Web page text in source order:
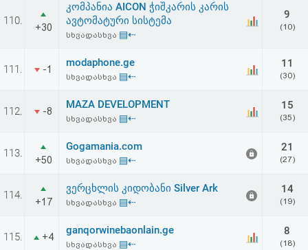
უარყოფა
110.
+30
კომპანია AICON ჭიშკარის კარის
ავტომატური სისტემა
სხვადასხვა ▤⇠
9
(10)
111. -1
modaphone.ge
სხვადასხვა ▤⇠
11
(30)
112. -8
MAZA DEVELOPMENT
სხვადასხვა ▤⇠
15
(35)
113.
+50
Gogamania.com
სხვადასხვა ▤⇠
21
(27)
114.
+17
ვერცხლის კიდობანი Silver Ark
სხვადასხვა ▤⇠
14
(19)
115. +4
ganqorwinebaonlain.ge
სხვადასხვა ▤⇠
8
(18)